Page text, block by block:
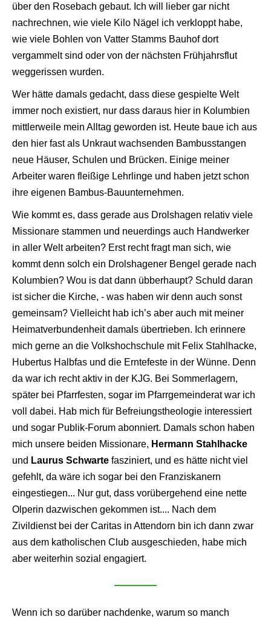
über den Rosebach gebaut. Ich will lieber gar nicht
nachrechnen, wie viele Kilo Nägel ich verkloppt habe,
wie viele Bohlen von Vatter Stamms Bauhof dort
vergammelt sind oder von der nächsten Frühjahrsflut
weggerissen wurden.
Wer hätte damals gedacht, dass diese gespielte Welt
immer noch existiert, nur dass daraus hier in Kolumbien
mittlerweile mein Alltag geworden ist. Heute baue ich aus
den hier fast als Unkraut wachsenden Bambusstangen
neue Häuser, Schulen und Brücken. Einige meiner
Arbeiter waren fleißige Lehrlinge und haben jetzt schon
ihre eigenen Bambus-Bauunternehmen.
Wie kommt es, dass gerade aus Drolshagen relativ viele
Missionare stammen und neuerdings auch Handwerker
in aller Welt arbeiten? Erst recht fragt man sich, wie
kommt denn solch ein Drolshagener Bengel gerade nach
Kolumbien? Wou is dat dann übberhaupt? Schuld daran
ist sicher die Kirche, - was haben wir denn auch sonst
gemeinsam? Vielleicht hab ich’s aber auch mit meiner
Heimatverbundenheit damals übertrieben. Ich erinnere
mich gerne an die Volkshochschule mit Felix Stahlhacke,
Hubertus Halbfas und die Erntefeste in der Wünne. Denn
da war ich recht aktiv in der KJG. Bei Sommerlagern,
später bei Pfarrfesten, sogar im Pfarrgemeinderat war ich
voll dabei. Hab mich für Befreiungstheologie interessiert
und sogar Publik-Forum abonniert. Damals schon haben
mich unsere beiden Missionare, Hermann Stahlhacke
und Laurus Schwarte fasziniert, und es hätte nicht viel
gefehlt, da wäre ich sogar bei den Franziskanern
eingestiegen... Nur gut, dass vorübergehend eine nette
Olperin dazwischen gekommen ist.... Nach dem
Zivildienst bei der Caritas in Attendorn bin ich dann zwar
aus dem katholischen Club ausgeschieden, habe mich
aber weiterhin sozial engagiert.
Wenn ich so darüber nachdenke, warum so manch